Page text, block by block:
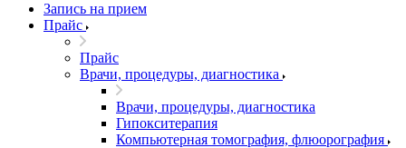
Запись на прием
Прайс
Прайс
Врачи, процедуры, диагностика
Врачи, процедуры, диагностика
Гипокситерапия
Компьютерная томография, флюорография